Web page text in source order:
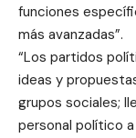
funciones
más avanzadas”.
“Los partidos
ideas y
grupos sociales;
personal político